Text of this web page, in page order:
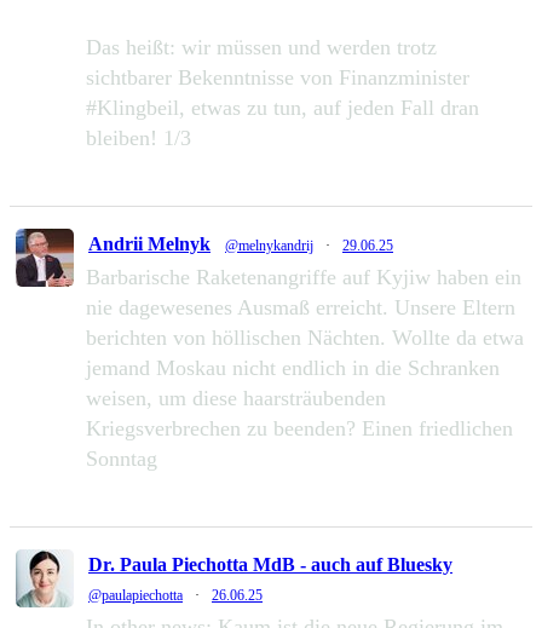
Das heißt: wir müssen und werden trotz
sichtbarer Bekenntnisse von Finanzminister
#Klingbeil, etwas zu tun, auf jeden Fall dran
bleiben! 1/3
Andrii Melnyk @melnykandrij · 29.06.25
Barbarische Raketenangriffe auf Kyjiw haben ein
nie dagewesenes Ausmaß erreicht. Unsere Eltern
berichten von höllischen Nächten. Wollte da etwa
jemand Moskau nicht endlich in die Schranken
weisen, um diese haarsträubenden
Kriegsverbrechen zu beenden? Einen friedlichen
Sonntag
Dr. Paula Piechotta MdB - auch auf Bluesky
@paulapiechotta · 26.06.25